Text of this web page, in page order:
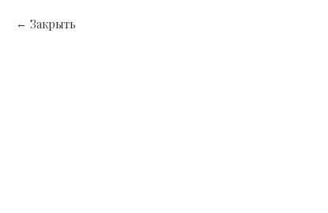
Закрыть